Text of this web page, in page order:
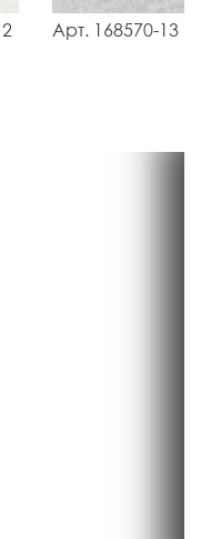
Арт. 168570-13